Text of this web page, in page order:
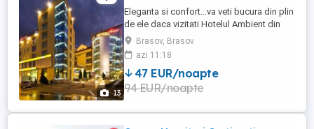
13
Eleganta si confort...va veti bucura din plin
de ele daca vizitati Hotelul Ambient din
Brasov, deja un nume cu traditie ,
numarand peste un deceniu de excelenta
si experienta in domeniu. Amplasat ideal
in centrul Brasovului, la doar cateva minute
de admirabilele monumente istorice,
Brasov, Brasov
azi 11:18
47 EUR/noapte
94 EUR/noapte